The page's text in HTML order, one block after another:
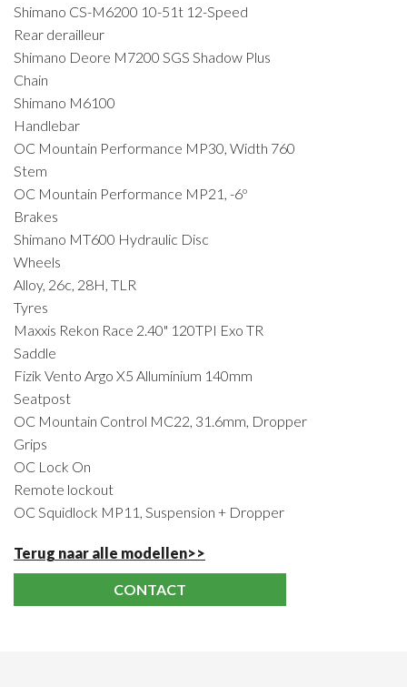
Shimano CS-M6200 10-51t 12-Speed
Rear derailleur
Shimano Deore M7200 SGS Shadow Plus
Chain
Shimano M6100
Handlebar
OC Mountain Performance MP30, Width 760
Stem
OC Mountain Performance MP21, -6º
Brakes
Shimano MT600 Hydraulic Disc
Wheels
Alloy, 26c, 28H, TLR
Tyres
Maxxis Rekon Race 2.40" 120TPI Exo TR
Saddle
Fizik Vento Argo X5 Alluminium 140mm
Seatpost
OC Mountain Control MC22, 31.6mm, Dropper
Grips
OC Lock On
Remote lockout
OC Squidlock MP11, Suspension + Dropper
Terug naar alle modellen>>
CONTACT